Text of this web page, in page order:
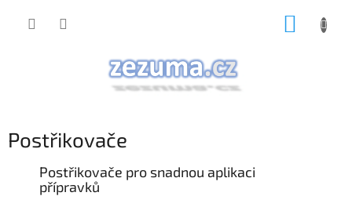
Postřikovače
Postřikovače pro snadnou aplikaci
přípravků